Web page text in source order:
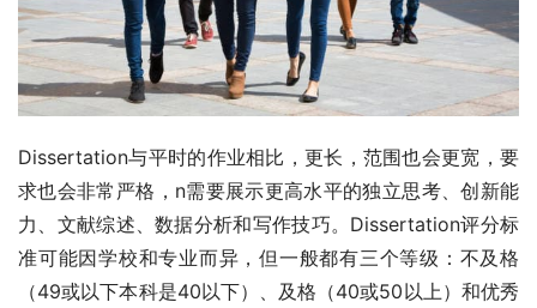
Dissertation与平时的作业相比，更长，范围也会更宽，要
求也会非常严格，n需要展示更高水平的独立思考、创新能
力、文献综述、数据分析和写作技巧。Dissertation评分标
准可能因学校和专业而异，但一般都有三个等级：不及格
（49或以下本科是40以下）、及格（40或50以上）和优秀